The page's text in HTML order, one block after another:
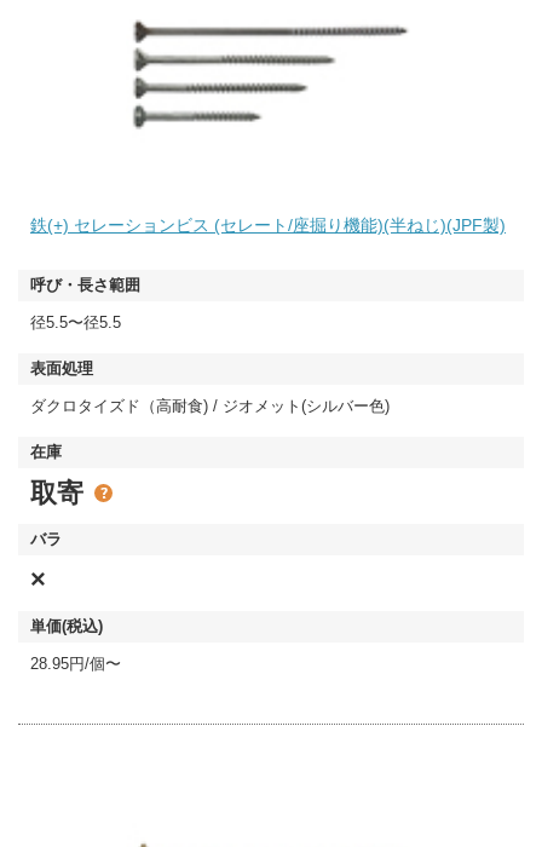
鉄(+) セレーションビス (セレート/座掘り機能)(半ねじ)(JPF製)
径5.5〜径5.5
ダクロタイズド（高耐食) / ジオメット(シルバー色)
取寄
×
28.95円/個〜